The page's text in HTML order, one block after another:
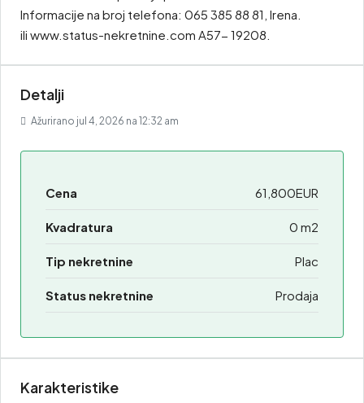
Informacije na broj telefona: 065 385 88 81, Irena.
ili www.status-nekretnine.com A57- 19208.
Detalji
Ažurirano jul 4, 2026 na 12:32 am
Cena 61,800EUR
Kvadratura 0 m2
Tip nekretnine Plac
Status nekretnine Prodaja
Karakteristike